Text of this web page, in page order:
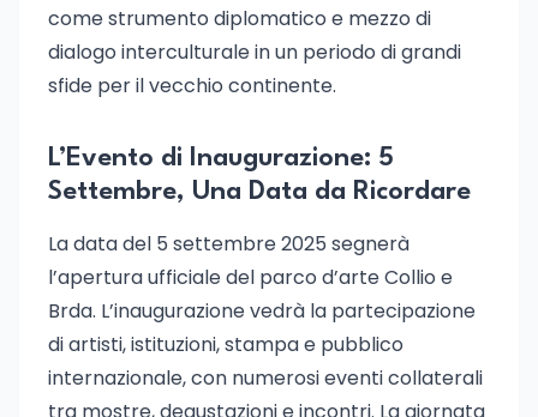
come strumento diplomatico e mezzo di
dialogo interculturale in un periodo di grandi
sfide per il vecchio continente.
L’Evento di Inaugurazione: 5
Settembre, Una Data da Ricordare
La data del 5 settembre 2025 segnerà
l’apertura ufficiale del parco d’arte Collio e
Brda. L’inaugurazione vedrà la partecipazione
di artisti, istituzioni, stampa e pubblico
internazionale, con numerosi eventi collaterali